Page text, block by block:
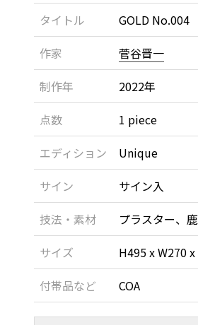
タイトル
GOLD No.004
作家
菅谷晋一
制作年
2022年
点数
1 piece
エディション
Unique
サイン
サイン入
技法・素材
プラスター、
サイズ
H495 x W270
付帯品など
COA